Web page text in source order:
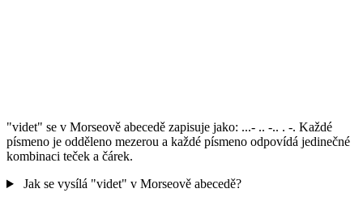
"videt" se v Morseově abecedě zapisuje jako: ...- .. -.. . -. Každé
písmeno je odděleno mezerou a každé písmeno odpovídá jedinečné
kombinaci teček a čárek.
Jak se vysílá "videt" v Morseově abecedě?